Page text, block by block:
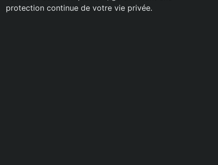
protection continue de votre vie privée.